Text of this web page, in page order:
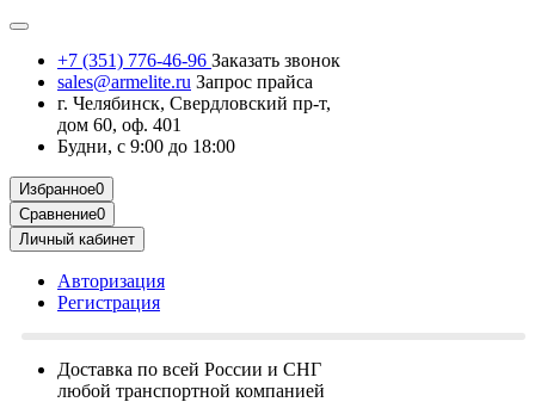
+7 (351) 776-46-96 Заказать звонок
sales@armelite.ru Запрос прайса
г. Челябинск, Свердловский пр-т,
дом 60, оф. 401
Будни, с 9:00 до 18:00
Избранное0
Сравнение0
Личный кабинет
Авторизация
Регистрация
Доставка по всей России и СНГ
любой транспортной компанией